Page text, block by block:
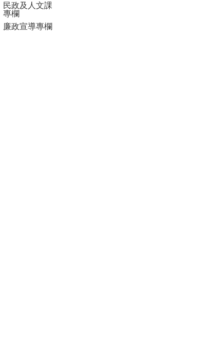
民政及人文課
專欄
廉政宣導專欄